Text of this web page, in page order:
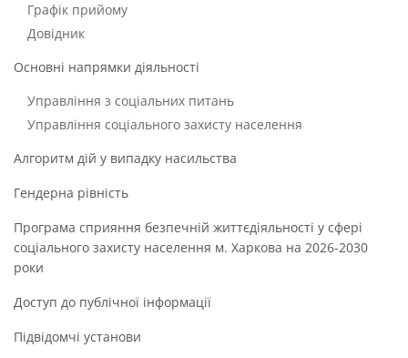
Графік прийому
Довідник
Основні напрямки діяльності
Управління з соціальних питань
Управління соціального захисту населення
Алгоритм дій у випадку насильства
Гендерна рівність
Програма сприяння безпечній життєдіяльності у сфері
соціального захисту населення м. Харкова на 2026-2030
роки
Доступ до публічної інформації
Підвідомчі установи